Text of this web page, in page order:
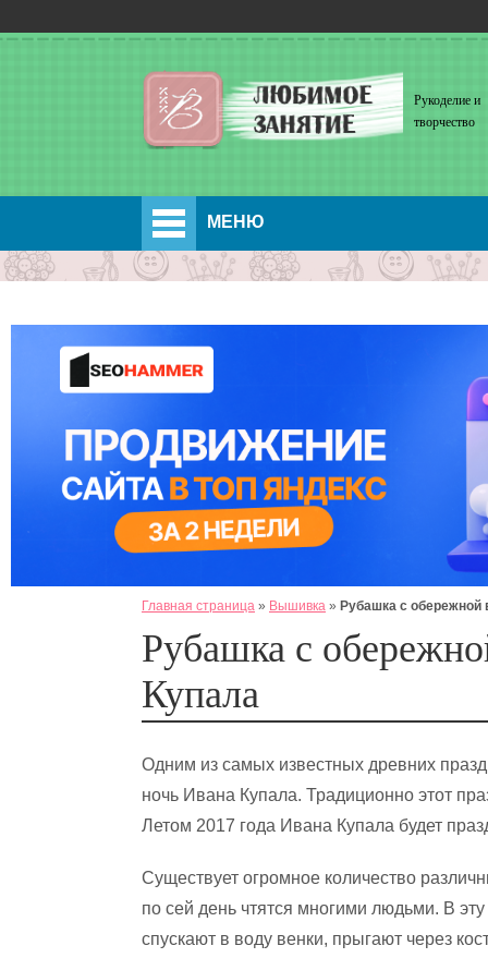
Рукоделие и
творчество
МЕНЮ
Главная страница » Вышивка » Рубашка с
Рубашка с
Купала
Одним из самых известных древних
ночь Ивана Купала. Традиционно этот
Летом 2017 года Ивана Купала будет
Существует огромное количество
по сей день чтятся многими людьми. В
спускают в воду венки, прыгают через